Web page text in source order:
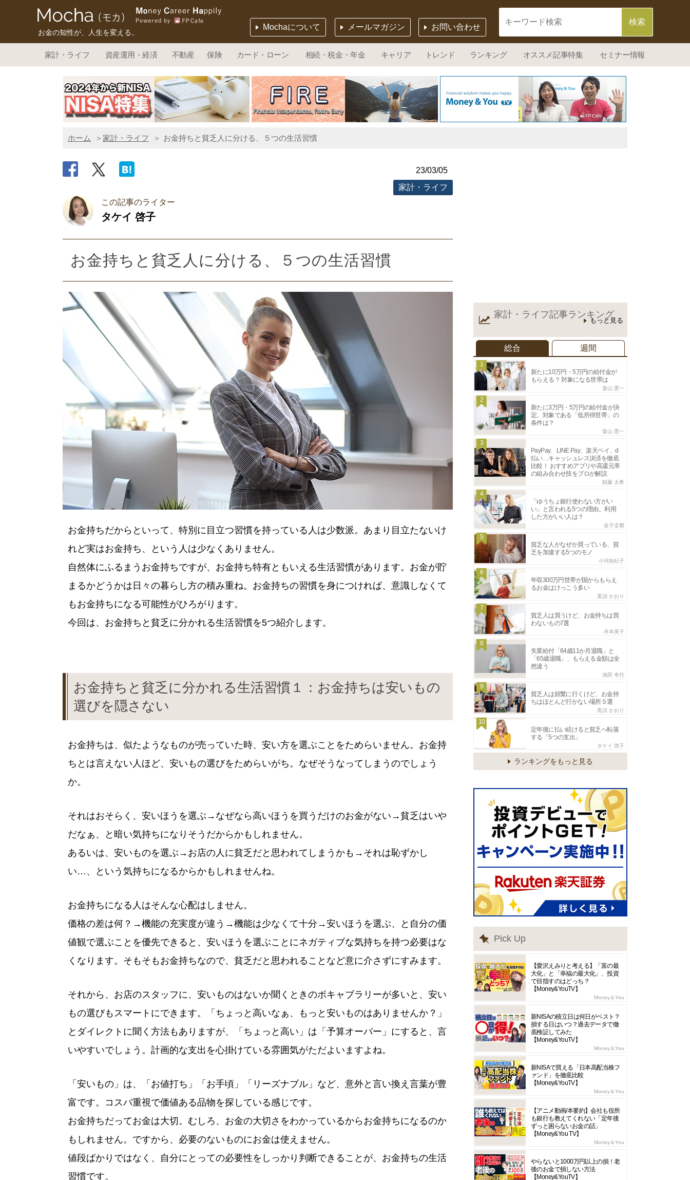
お金の知性が、人生を変える。
お問い合わせ
メールマガジン
Mochaについて
家計・ライフ 資産運用・経済 不動産 保険 カード・ローン 相続・税金・年金 キャリア トレンド ランキング オススメ記事特集 セミナー情報
ホーム 家計・ライフ お金持ちと貧乏人に分ける、５つの生活習慣
23/03/05
家計・ライフ
この記事のライター
タケイ 啓子
お金持ちと貧乏人に分ける、５つの生活習慣
お金持ちだからといって、特別に目立つ習慣を持っている人は少数派。あまり目立たないけ
れど実はお金持ち、という人は少なくありません。
自然体にふるまうお金持ちですが、お金持ち特有ともいえる生活習慣があります。お金が貯
まるかどうかは日々の暮らし方の積み重ね。お金持ちの習慣を身につければ、意識しなくて
もお金持ちになる可能性がひろがります。
今回は、お金持ちと貧乏に分かれる生活習慣を5つ紹介します。
お金持ちと貧乏に分かれる生活習慣１：お金持ちは安いもの
選びを隠さない
お金持ちは、似たようなものが売っていた時、安い方を選ぶことをためらいません。お金持
ちとは言えない人ほど、安いもの選びをためらいがち。なぜそうなってしまうのでしょう
か。
それはおそらく、安いほうを選ぶ→なぜなら高いほうを買うだけのお金がない→貧乏はいや
だなぁ、と暗い気持ちになりそうだからかもしれません。
あるいは、安いものを選ぶ→お店の人に貧乏だと思われてしまうかも→それは恥ずかし
い…、という気持ちになるからかもしれませんね。
お金持ちになる人はそんな心配はしません。
価格の差は何？→機能の充実度が違う→機能は少なくて十分→安いほうを選ぶ、と自分の価
値観で選ぶことを優先できると、安いほうを選ぶことにネガティブな気持ちを持つ必要はな
くなります。そもそもお金持ちなので、貧乏だと思われることなど意に介さずにすみます。
それから、お店のスタッフに、安いものはないか聞くときのボキャブラリーが多いと、安い
もの選びもスマートにできます。「ちょっと高いなぁ、もっと安いものはありませんか？」
とダイレクトに聞く方法もありますが、「ちょっと高い」は「予算オーバー」にすると、言
いやすいでしょう。計画的な支出を心掛けている雰囲気がただよいますよね。
「安いもの」は、「お値打ち」「お手頃」「リーズナブル」など、意外と言い換え言葉が豊
富です。コスパ重視で価値ある品物を探している感じです。
お金持ちだってお金は大切。むしろ、お金の大切さをわかっているからお金持ちになるのか
もしれません。ですから、必要のないものにお金は使えません。
値段ばかりではなく、自分にとっての必要性をしっかり判断できることが、お金持ちの生活
習慣です。
家計・ライフ記事ランキング
もっと見る
総合 週間
1
新たに10万円・5万円の給付金が
もらえる？ 対象になる世帯は
畠山 憲一
2
新たに3万円・5万円の給付金が決
定。対象である「低所得世帯」の
条件は？
畠山 憲一
3
PayPay、LINE Pay、楽天ペイ、d
払い…キャッシュレス決済を徹底
比較！ おすすめアプリや高還元率
の組み合わせ技をプロが解説
頼藤 太希
4
「ゆうちょ銀行使わない方がい
い」と言われる5つの理由。利用
した方がいい人は？
金子圭都
5
貧乏な人がなぜか買っている、貧
乏を加速する5つのモノ
小河由紀子
6
年収300万円世帯が国からもらえ
るお金はけっこう多い
黒須 かおり
7
貧乏人は買うけど、お金持ちは買
わないもの7選
舟本美子
8
失業給付「64歳11か月退職」と
「65歳退職」、もらえる金額は全
然違う
池田 幸代
9
貧乏人は頻繁に行くけど、お金持
ちはほとんど行かない場所５選
黒須 かおり
10
定年後に払い続けると貧乏へ転落
する「5つの支出」
タケイ 啓子
ランキングをもっと見る
Pick Up
【愛沢えみりと考える】「富の最
大化」と「幸福の最大化」、投資
で目指すのはどっち？
【Money&YouTV】
Money＆You
新NISAの積立日は何日がベスト？
損する日はいつ？過去データで徹
底検証してみた
【Money&YouTV】
Money＆You
新NISAで買える「日本高配当株フ
ァンド」を徹底比較
【Money&YouTV】
Money＆You
【アニメ動画/本要約】会社も役所
も銀行も教えてくれない「定年後
ずっと困らないお金の話」
【Money&You TV】
Money＆You
やらないと1000万円以上の損！老
後のお金で損しない方法
【Money&YouTV】